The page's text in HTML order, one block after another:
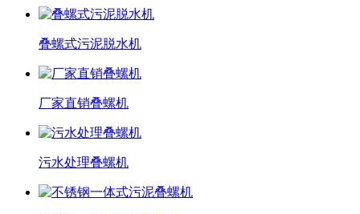
叠螺式污泥脱水机
厂家直销叠螺机
污水处理叠螺机